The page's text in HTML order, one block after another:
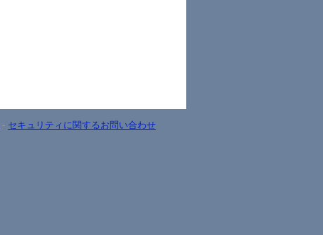
- セキュリティに関するお問い合わせ